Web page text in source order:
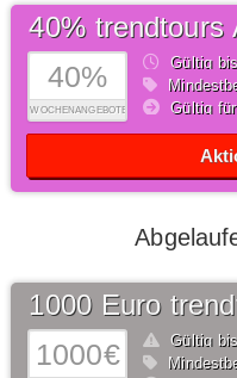
40%
WOCHENANGEBOTE
40% trendtours
Gültig
Gültig
1000€
1000 Euro
Gültig